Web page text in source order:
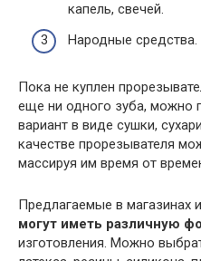
капель, свечей.
Народные средства.
Пока не куплен
еще ни одного зуба, можно
вариант в виде сушки,
качестве прорезывателя
массируя им время от
Предлагаемые в магазинах
могут иметь различную
изготовления. Можно